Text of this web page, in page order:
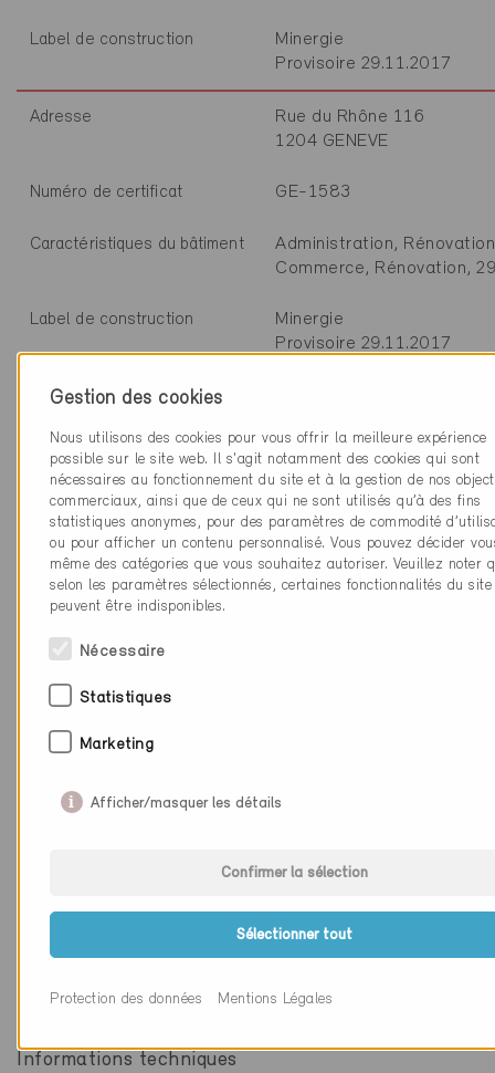
Label de construction
Minergie
Provisoire 29.11.2017
Adresse
Rue du Rhône 116
1204 GENEVE
Numéro de certificat GE-1583
Caractéristiques du bâtiment
Administration,
Commerce, Rénovation,
Label de construction
Minergie
Provisoire 29.11.2017
Adresse
Numéro de certificat GE-1584
Caractéristiques du bâtiment
Administration,
Commerce, Rénovation,
Label de construction
Numéro de certificat
Caractéristiques du bâtiment
Administration,
Provisoire 29.11.2017
Informations techniques
Gestion des cookies
Nous utilisons des cookies pour vous offrir la meilleure expérience
possible sur le site web. Il s'agit notamment des cookies qui sont
nécessaires au fonctionnement du site et à la gestion de nos
commerciaux, ainsi que de ceux qui ne sont utilisés qu’à des fins
statistiques anonymes, pour des paramètres de commodité
ou pour afficher un contenu personnalisé. Vous pouvez décider
même des catégories que vous souhaitez autoriser. Veuillez noter
selon les paramètres sélectionnés, certaines fonctionnalités du site
peuvent être indisponibles.
Nécessaire
Statistiques
Marketing
Afficher/masquer les détails
Confirmer la sélection
Sélectionner tout
Protection des données Mentions Légales